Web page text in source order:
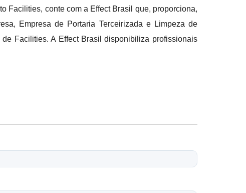
Facilities, conte com a Effect Brasil que, proporciona,
Empresa de Portaria Terceirizada e Limpeza de
Facilities. A Effect Brasil disponibiliza profissionais